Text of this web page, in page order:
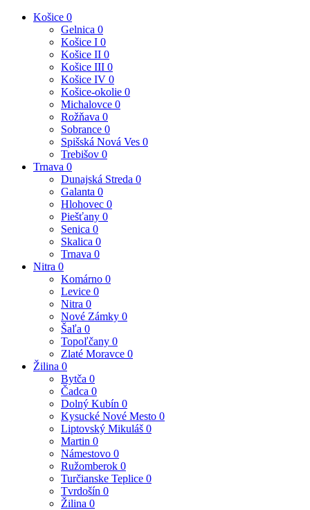
Košice 0
Gelnica 0
Košice I 0
Košice II 0
Košice III 0
Košice IV 0
Košice-okolie 0
Michalovce 0
Rožňava 0
Sobrance 0
Spišská Nová Ves 0
Trebišov 0
Trnava 0
Dunajská Streda 0
Galanta 0
Hlohovec 0
Piešťany 0
Senica 0
Skalica 0
Trnava 0
Nitra 0
Komárno 0
Levice 0
Nitra 0
Nové Zámky 0
Šaľa 0
Topoľčany 0
Zlaté Moravce 0
Žilina 0
Bytča 0
Čadca 0
Dolný Kubín 0
Kysucké Nové Mesto 0
Liptovský Mikuláš 0
Martin 0
Námestovo 0
Ružomberok 0
Turčianske Teplice 0
Tvrdošín 0
Žilina 0